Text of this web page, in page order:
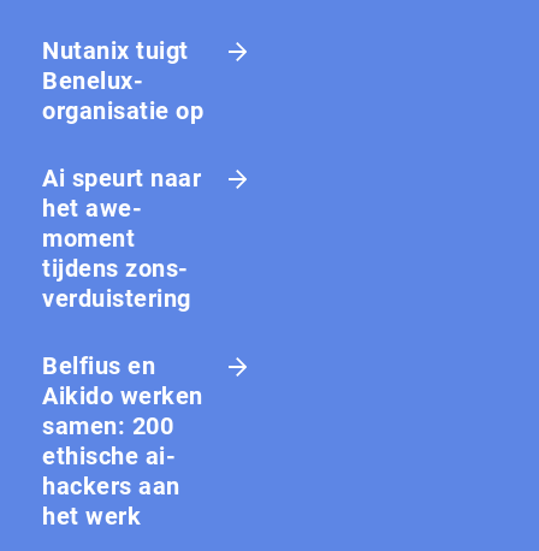
Nutanix tuigt
Benelux-
organisatie op
Ai speurt naar
het awe-
moment
tijdens zons­
ver­duis­te­ring
Belfius en
Aikido werken
samen: 200
ethische ai-
hackers aan
het werk